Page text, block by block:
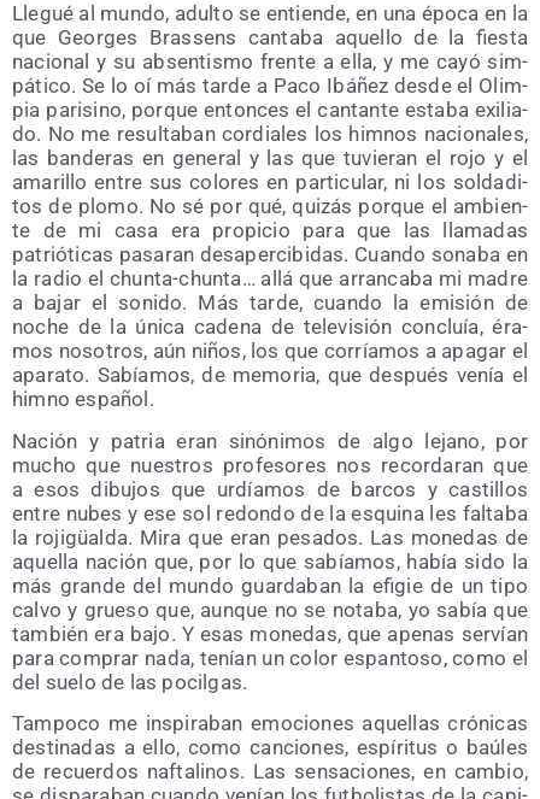
Lle­gué al mun­do, adul­to se entien­de, en una épo­ca en la
que Geor­ges Bras­sens can­ta­ba aque­llo de la fies­ta
nacio­nal y su absen­tis­mo fren­te a ella, y me cayó sim­
pá­ti­co. Se lo oí más tar­de a Paco Ibá­ñez des­de el Olim­
pia pari­sino, por­que enton­ces el can­tan­te esta­ba exi­lia­
do. No me resul­ta­ban cor­dia­les los him­nos nacio­na­les,
las ban­de­ras en gene­ral y las que tuvie­ran el rojo y el
ama­ri­llo entre sus colo­res en par­ti­cu­lar, ni los sol­da­di­
tos de plo­mo. No sé por qué, qui­zás por­que el ambien­
te de mi casa era pro­pi­cio para que las lla­ma­das
patrió­ti­cas pasa­ran des­aper­ci­bi­das. Cuan­do sona­ba en
la radio el chun­ta-chun­ta… allá que arran­ca­ba mi madre
a bajar el soni­do. Más tar­de, cuan­do la emi­sión de
noche de la úni­ca cade­na de tele­vi­sión con­cluía, éra­
mos noso­tros, aún niños, los que corría­mos a apa­gar el
apa­ra­to. Sabía­mos, de memo­ria, que des­pués venía el
himno español.
Nación y patria eran sinó­ni­mos de algo lejano, por
mucho que nues­tros pro­fe­so­res nos recor­da­ran que
a esos dibu­jos que urdía­mos de bar­cos y cas­ti­llos
entre nubes y ese sol redon­do de la esqui­na les fal­ta­ba
la roji­güal­da. Mira que eran pesa­dos. Las mone­das de
aque­lla nación que, por lo que sabía­mos, había sido la
más gran­de del mun­do guar­da­ban la efi­gie de un tipo
cal­vo y grue­so que, aun­que no se nota­ba, yo sabía que
tam­bién era bajo. Y esas mone­das, que ape­nas ser­vían
para com­prar nada, tenían un color espan­to­so, como el
del sue­lo de las pocilgas.
Tam­po­co me ins­pi­ra­ban emo­cio­nes aque­llas cró­ni­cas
des­ti­na­das a ello, como can­cio­nes, espí­ri­tus o baú­les
de recuer­dos naf­ta­li­nos. Las sen­sa­cio­nes, en cam­bio,